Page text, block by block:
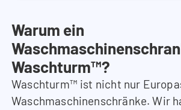
Warum ein
Waschturm™?
Waschturm™ ist nicht nur
Waschmaschinenschränke. Wir